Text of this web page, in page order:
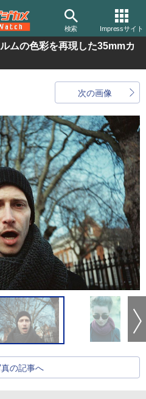
検索 Impressサイト
ムの色彩を再現した35mmカ
次の画像
の記事へ